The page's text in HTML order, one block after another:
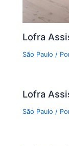
Lofra
São Paulo /
Lofra
São Paulo /